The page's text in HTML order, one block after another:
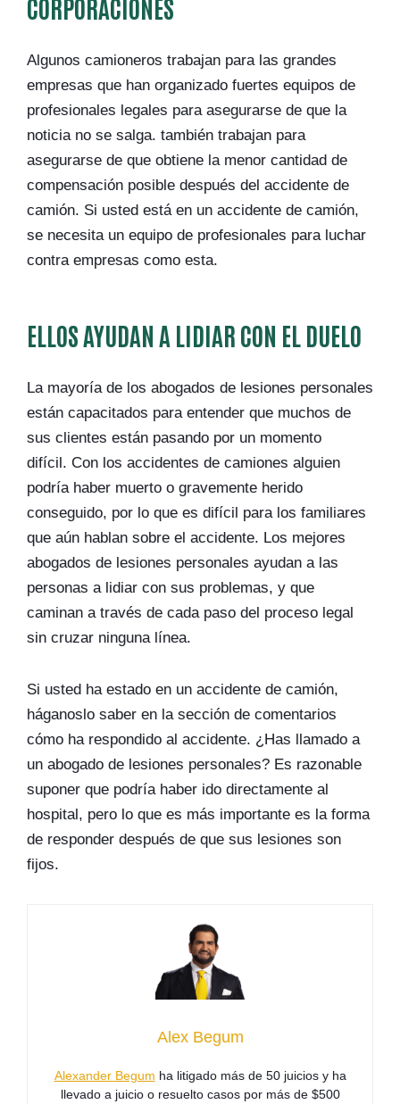
CORPORACIONES
Algunos camioneros trabajan para las grandes
empresas que han organizado fuertes equipos de
profesionales legales para asegurarse de que la
noticia no se salga. también trabajan para
asegurarse de que obtiene la menor cantidad de
compensación posible después del accidente de
camión. Si usted está en un accidente de camión,
se necesita un equipo de profesionales para luchar
contra empresas como esta.
ELLOS AYUDAN A LIDIAR CON EL DUELO
La mayoría de los abogados de lesiones personales
están capacitados para entender que muchos de
sus clientes están pasando por un momento
difícil. Con los accidentes de camiones alguien
podría haber muerto o gravemente herido
conseguido, por lo que es difícil para los familiares
que aún hablan sobre el accidente. Los mejores
abogados de lesiones personales ayudan a las
personas a lidiar con sus problemas, y que
caminan a través de cada paso del proceso legal
sin cruzar ninguna línea.
Si usted ha estado en un accidente de camión,
háganoslo saber en la sección de comentarios
cómo ha respondido al accidente. ¿Has llamado a
un abogado de lesiones personales? Es razonable
suponer que podría haber ido directamente al
hospital, pero lo que es más importante es la forma
de responder después de que sus lesiones son
fijos.
Alex Begum
Alexander Begum ha litigado más de 50 juicios y ha
llevado a juicio o resuelto casos por más de $500